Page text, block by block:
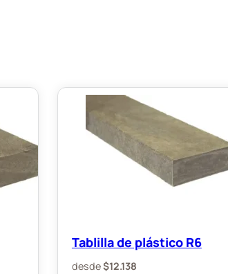
Tablilla de plástico R6
desde$12.138